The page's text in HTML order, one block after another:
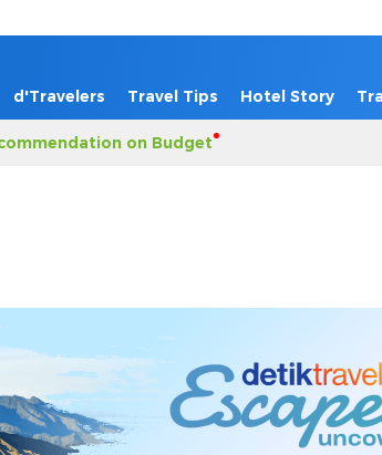
d'Travelers Travel Tips Hotel Story
on Budget